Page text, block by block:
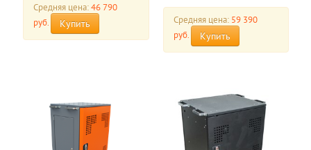
Средняя цена:46 790
руб.
Купить Средняя цена: 59 390
руб.
Купить